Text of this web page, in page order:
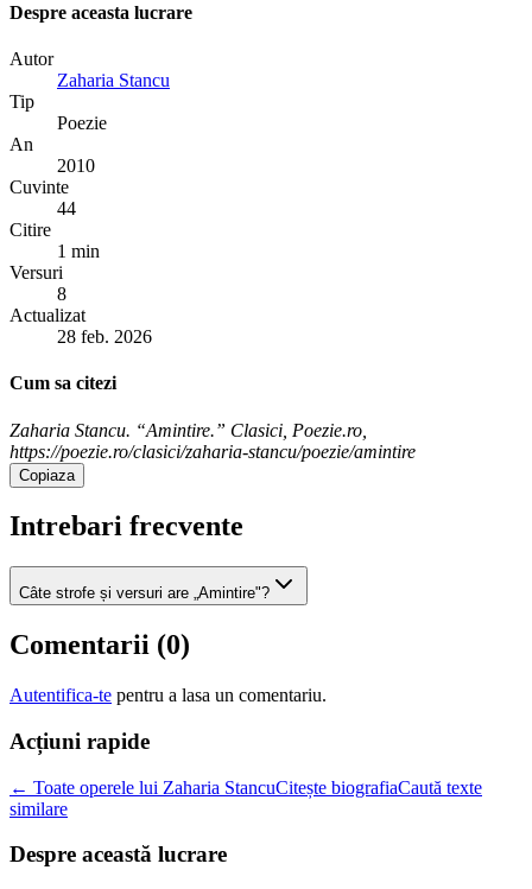
Despre aceasta lucrare
Autor
Zaharia Stancu
Tip
Poezie
An
2010
Cuvinte
44
Citire
1 min
Versuri
8
Actualizat
28 feb. 2026
Cum sa citezi
Zaharia Stancu. “Amintire.” Clasici, Poezie.ro,
https://poezie.ro/clasici/zaharia-stancu/poezie/amintire
Copiaza
Intrebari frecvente
Câte strofe și versuri are „Amintire"?
Comentarii (0)
Autentifica-te pentru a lasa un comentariu.
Acțiuni rapide
← Toate operele lui Zaharia StancuCitește biografiaCaută texte
similare
Despre această lucrare